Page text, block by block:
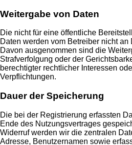
Weitergabe von Daten
Die nicht für eine öffentliche
Daten werden vom Betreiber nicht an
Davon ausgenommen sind die
Strafverfolgung oder der
berechtigter rechtlicher Interessen
Verpflichtungen.
Dauer der Speicherung
Die bei der Registrierung erfassten
Ende des Nutzungsvertrages
Widerruf werden wir die zentralen
Adresse, Benutzernamen sowie